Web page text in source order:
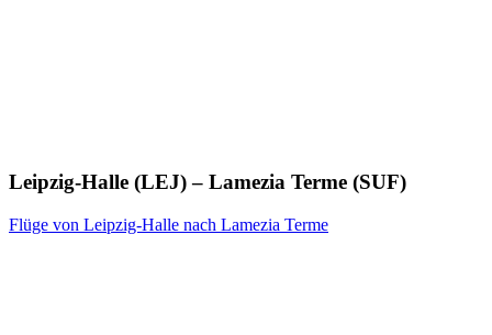
Leipzig-Halle (LEJ) – Lamezia Terme (SUF)
Flüge von Leipzig-Halle nach Lamezia Terme